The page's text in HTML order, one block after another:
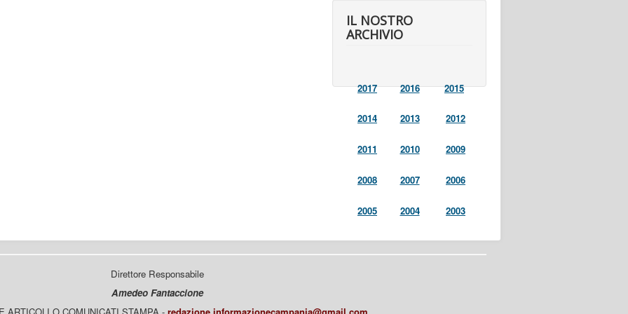
IL NOSTRO
ARCHIVIO
2017 2016 2015
2014 2013 2012
2011 2010 2009
2008 2007 2006
2005 2004 2003
Direttore Responsabile
Amedeo Fantaccione